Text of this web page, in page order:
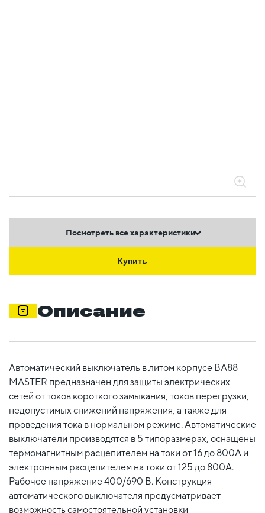
Посмотреть все характеристики
Купить
Описание
Автоматический выключатель в литом корпусе ВА88
MASTER предназначен для защиты электрических
сетей от токов короткого замыкания, токов перегрузки,
недопустимых снижений напряжения, а также для
проведения тока в нормальном режиме. Автоматические
выключатели производятся в 5 типоразмерах, оснащены
термомагнитным расцепителем на токи от 16 до 800А и
электронным расцепителем на токи от 125 до 800А.
Рабочее напряжение 400/690 В. Конструкция
автоматического выключателя предусматривает
возможность самостоятельной установки